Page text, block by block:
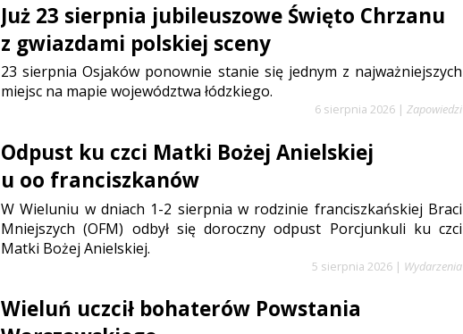
Już 23 sierpnia jubileuszowe Święto Chrzanu
z gwiazdami polskiej sceny
23 sierpnia Osjaków ponownie stanie się jednym z najważniejszych
miejsc na mapie województwa łódzkiego.
6 sierpnia 2026 | Zapowiedzi
Odpust ku czci Matki Bożej Anielskiej
u oo franciszkanów
W Wieluniu w dniach 1-2 sierpnia w rodzinie franciszkańskiej Braci
Mniejszych (OFM) odbył się doroczny odpust Porcjunkuli ku czci
Matki Bożej Anielskiej.
5 sierpnia 2026 | Wydarzenia
Wieluń uczcił bohaterów Powstania